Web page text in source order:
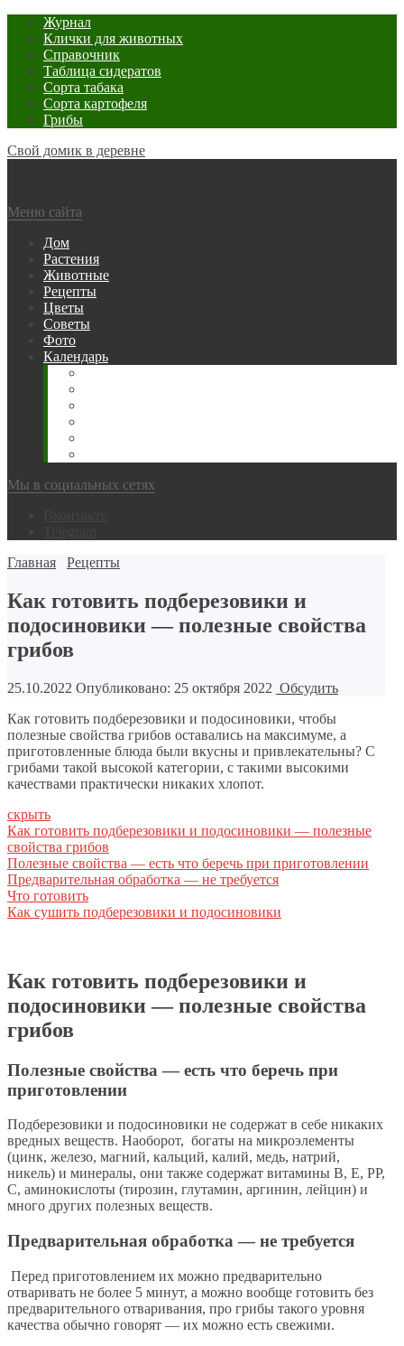
Журнал
Клички для животных
Справочник
Таблица сидератов
Сорта табака
Сорта картофеля
Грибы
Свой домик в деревне
Меню сайта
Дом
Растения
Животные
Рецепты
Цветы
Советы
Фото
Календарь
Мы в социальных сетях
Главная
Рецепты
Как готовить подберезовики и
подосиновики — полезные свойства
грибов
25.10.2022 Опубликовано: 25 октября 2022 Обсудить
Как готовить подберезовики и подосиновики, чтобы
полезные свойства грибов оставались на максимуме, а
приготовленные блюда были вкусны и привлекательны? С
грибами такой высокой категории, с такими высокими
качествами практически никаких хлопот.
скрыть
Как готовить подберезовики и подосиновики — полезные
свойства грибов
Полезные свойства — есть что беречь при приготовлении
Предварительная обработка — не требуется
Что готовить
Как сушить подберезовики и подосиновики
Как готовить подберезовики и
подосиновики — полезные свойства
грибов
Полезные свойства — есть что беречь при
приготовлении
Подберезовики и подосиновики не содержат в себе никаких
вредных веществ. Наоборот, богаты на микроэлементы
(цинк, железо, магний, кальций, калий, медь, натрий,
никель) и минералы, они также содержат витамины В, Е, РР,
С, аминокислоты (тирозин, глутамин, аргинин, лейцин) и
много других полезных веществ.
Предварительная обработка — не требуется
Перед приготовлением их можно предварительно
отваривать не более 5 минут, а можно вообще готовить без
предварительного отваривания, про грибы такого уровня
качества обычно говорят — их можно есть свежими.